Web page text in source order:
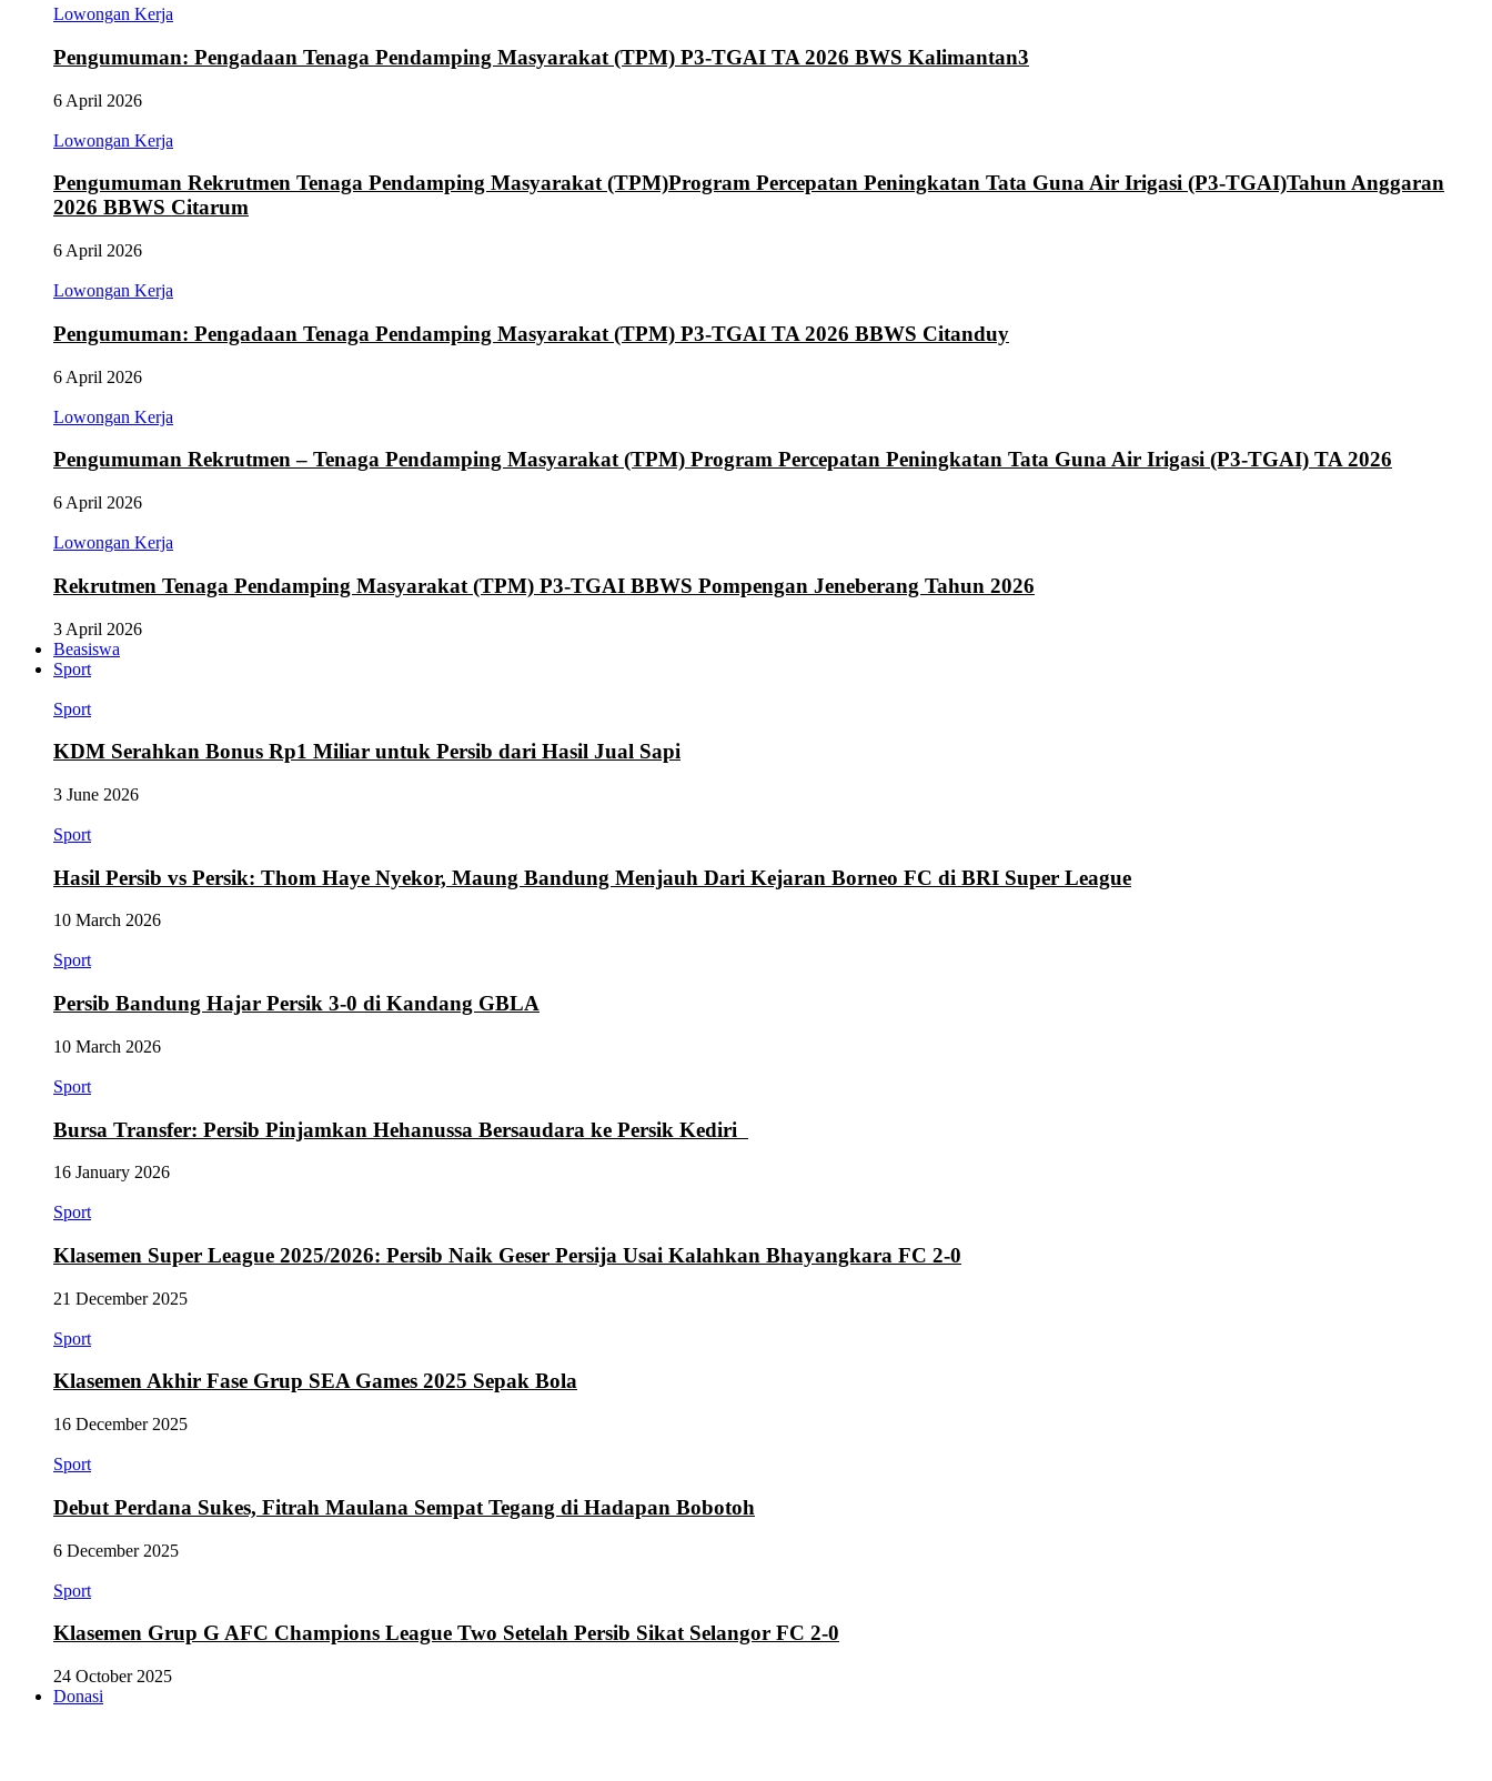
Lowongan Kerja
Pengumuman: Pengadaan Tenaga Pendamping Masyarakat (TPM) P3-TGAI TA 2026 BWS Kalimantan3
6 April 2026
Lowongan Kerja
Pengumuman Rekrutmen Tenaga Pendamping Masyarakat (TPM)Program Percepatan Peningkatan Tata Guna Air Irigasi (P3-TGAI)Tahun Anggaran
2026 BBWS Citarum
6 April 2026
Lowongan Kerja
Pengumuman: Pengadaan Tenaga Pendamping Masyarakat (TPM) P3-TGAI TA 2026 BBWS Citanduy
6 April 2026
Lowongan Kerja
Pengumuman Rekrutmen – Tenaga Pendamping Masyarakat (TPM) Program Percepatan Peningkatan Tata Guna Air Irigasi (P3-TGAI) TA 2026
6 April 2026
Lowongan Kerja
Rekrutmen Tenaga Pendamping Masyarakat (TPM) P3-TGAI BBWS Pompengan Jeneberang Tahun 2026
3 April 2026
Beasiswa
Sport
Sport
KDM Serahkan Bonus Rp1 Miliar untuk Persib dari Hasil Jual Sapi
3 June 2026
Sport
Hasil Persib vs Persik: Thom Haye Nyekor, Maung Bandung Menjauh Dari Kejaran Borneo FC di BRI Super League
10 March 2026
Sport
Persib Bandung Hajar Persik 3-0 di Kandang GBLA
10 March 2026
Sport
Bursa Transfer: Persib Pinjamkan Hehanussa Bersaudara ke Persik Kediri
16 January 2026
Sport
Klasemen Super League 2025/2026: Persib Naik Geser Persija Usai Kalahkan Bhayangkara FC 2-0
21 December 2025
Sport
Klasemen Akhir Fase Grup SEA Games 2025 Sepak Bola
16 December 2025
Sport
Debut Perdana Sukes, Fitrah Maulana Sempat Tegang di Hadapan Bobotoh
6 December 2025
Sport
Klasemen Grup G AFC Champions League Two Setelah Persib Sikat Selangor FC 2-0
24 October 2025
Donasi